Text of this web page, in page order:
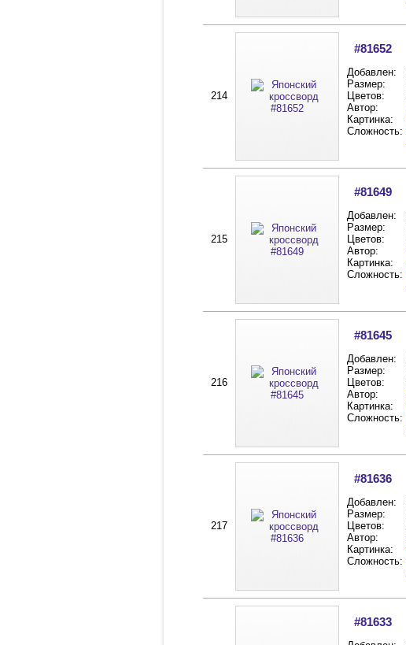
214
#81652
Добавлен:
Размер:
Цветов:
Автор:
Картинка:
Сложность:
215
#81649
Добавлен:
Размер:
Цветов:
Автор:
Картинка:
Сложность:
216
#81645
Добавлен:
Размер:
Цветов:
Автор:
Картинка:
Сложность:
217
#81636
Добавлен:
Размер:
Цветов:
Автор:
Картинка:
Сложность:
#81633